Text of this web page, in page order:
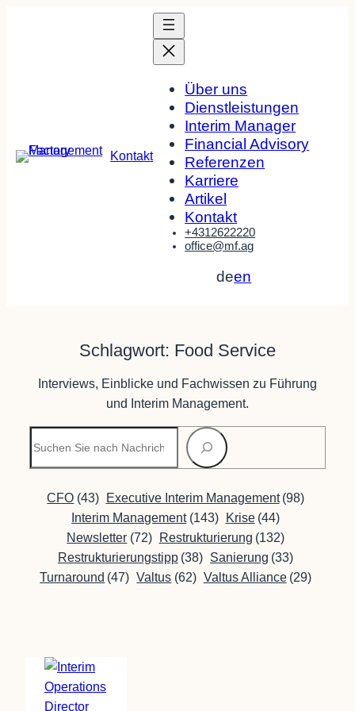
Kontakt
Über uns
Dienstleistungen
Interim Manager
Financial Advisory
Referenzen
Karriere
Artikel
Kontakt
+4312622220
office@mf.ag
deen
Schlagwort: Food Service
Interviews, Einblicke und Fachwissen zu Führung
und Interim Management.
CFO (43) Executive Interim Management (98)
Interim Management (143) Krise (44)
Newsletter (72) Restrukturierung (132)
Restrukturierungstipp (38) Sanierung (33)
Turnaround (47) Valtus (62) Valtus Alliance (29)